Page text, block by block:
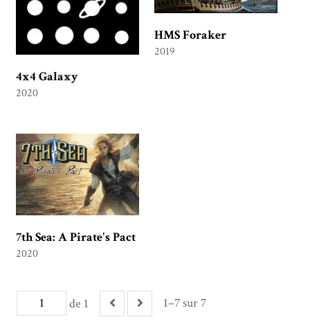
4x4 Galaxy
2020
HMS Foraker
2019
7th Sea: A Pirate's Pact
2020
de 1 1–7 sur 7